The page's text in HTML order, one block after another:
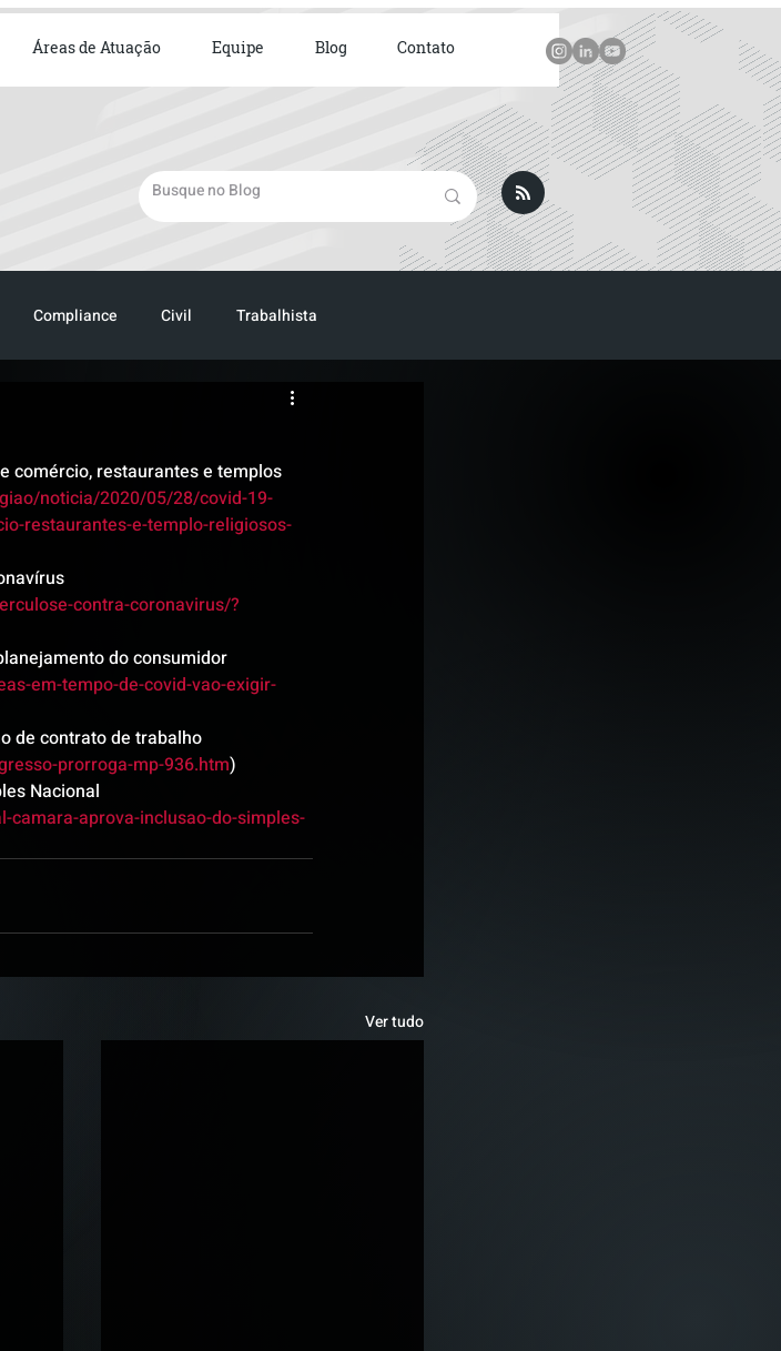
Áreas de Atuação Equipe Blog Contato
Compliance Civil Trabalhista
comércio, restaurantes e templos
noticia/2020/05/28/covid-19-
restaurantes-e-templo-religiosos-
contra-coronavirus/?
do consumidor
em-tempo-de-covid-vao-exigir-
de contrato de trabalho
prorroga-mp-936.htm)
Nacional
aprova-inclusao-do-simples-
Ver tudo